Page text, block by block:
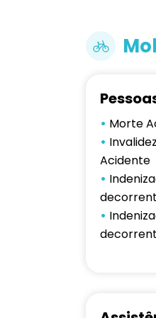
• Morte
•
Acidente
•
•